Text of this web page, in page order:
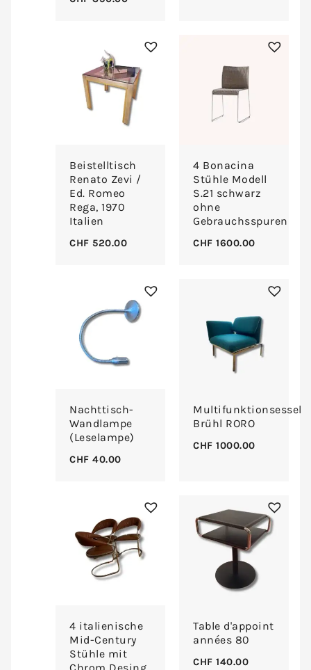
Beistelltisch
Renato Zevi /
Ed. Romeo
Rega, 1970
Italien
CHF 520.00
4 Bonacina
Stühle Modell
S.21 schwarz
ohne
Gebrauchsspuren
CHF 1600.00
Nachttisch-
Wandlampe
(Leselampe)
CHF 40.00
Multifunktionsessel
Brühl RORO
CHF 1000.00
4 italienische
Mid-Century
Stühle mit
Table d'appoint
années 80
CHF 140.00